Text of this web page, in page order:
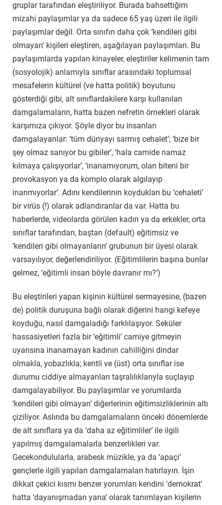
gruplar tarafından eleştiriliyor. Burada bahsettiğim
mizahi paylaşımlar ya da sadece 65 yaş üzeri ile ilgili
paylaşımlar değil. Orta sınıfın daha çok ‘kendileri gibi
olmayan’ kişileri eleştiren, aşağılayan paylaşımları. Bu
paylaşımlarda yapılan kinayeler, eleştiriler kelimenin tam
(sosyolojik) anlamıyla sınıflar arasındaki toplumsal
mesafelerin kültürel (ve hatta politik) boyutunu
gösterdiği gibi, alt sınıflardakilere karşı kullanılan
damgalamaların, hatta bazen nefretin örnekleri olarak
karşımıza çıkıyor. Şöyle diyor bu insanları
damgalayanlar: ‘tüm dünyayı sarmış cehalet’; ‘bize bir
şey olmaz sanıyor bu gibiler’, ‘hala camide namaz
kılmaya çalışıyorlar’, ‘inanamıyorum, olan biteni bir
provokasyon ya da komplo olarak algılayıp
inanmıyorlar’. Adını kendilerinin koydukları bu ‘cehaleti’
bir virüs (!) olarak adlandıranlar da var. Hatta bu
haberlerde, videolarda görülen kadın ya da erkekler, orta
sınıflar tarafından, baştan (default) eğitimsiz ve
‘kendileri gibi olmayanların’ grubunun bir üyesi olarak
varsayılıyor, değerlendiriliyor. (Eğitimlilerin başına bunlar
gelmez, ‘eğitimli insan böyle davranır mı?’)
Bu eleştirileri yapan kişinin kültürel sermayesine, (bazen
de) politik duruşuna bağlı olarak diğerini hangi kefeye
koyduğu, nasıl damgaladığı farklılaşıyor. Seküler
hassasiyetleri fazla bir ‘eğitimli’ camiye gitmeyin
uyarısına inanamayan kadının cahilliğini dindar
olmakla, yobazlıkla; kentli ve (üst) orta sınıflar ise
durumu ciddiye almayanları taşralılıklarıyla suçlayıp
damgalayabiliyor. Bu paylaşımlar ve yorumlarda
‘kendileri gibi olmayan’ diğerlerinin eğitimsizliklerinin altı
çiziliyor. Aslında bu damgalamaların önceki dönemlerde
de alt sınıflara ya da ‘daha az eğitimliler’ ile ilgili
yapılmış damgalamalarla benzerlikleri var.
Gecekondulularla, arabesk müzikle, ya da ‘apaçi’
gençlerle ilgili yapılan damgalamaları hatırlayın. İşin
dikkat çekici kısmı benzer yorumları kendini ‘demokrat’
hatta ‘dayanışmadan yana’ olarak tanımlayan kişilerin